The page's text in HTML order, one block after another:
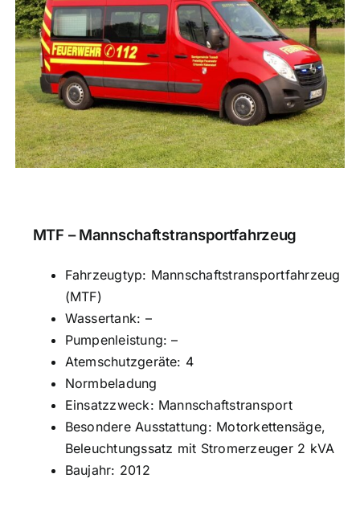
MTF – Mannschaftstransportfahrzeug
Fahrzeugtyp: Mannschaftstransportfahrzeug
(MTF)
Wassertank: –
Pumpenleistung: –
Atemschutzgeräte: 4
Normbeladung
Einsatzzweck: Mannschaftstransport
Besondere Ausstattung: Motorkettensäge,
Beleuchtungssatz mit Stromerzeuger 2 kVA
Baujahr: 2012